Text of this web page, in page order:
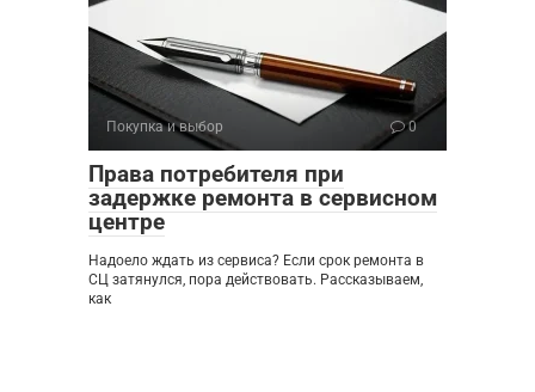
Покупка и выбор 0
Права потребителя при
задержке ремонта в сервисном
центре
Надоело ждать из сервиса? Если срок ремонта в
СЦ затянулся, пора действовать. Рассказываем,
как